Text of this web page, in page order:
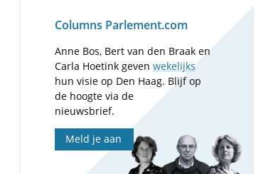
Columns Parlement.com
Anne Bos, Bert van den Braak en
Carla Hoetink gevenwekelijks
hun visie op Den Haag. Blijf op
de hoogte via de
nieuwsbrief.
Meld je aan